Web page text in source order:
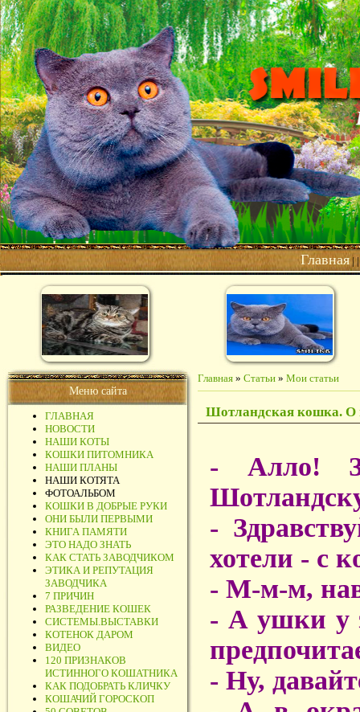
Главная |
Меню сайта
ГЛАВНАЯ
НОВОСТИ
НАШИ КОТЫ
КОШКИ ПИТОМНИКА
НАШИ ПЛАНЫ
НАШИ КОТЯТА
ФОТОАЛЬБОМ
КОШКИ В ДОБРЫЕ РУКИ
ОНИ БЫЛИ ПЕРВЫМИ
КНИГА ПАМЯТИ
ЭТО НАДО ЗНАТЬ
КАК СТАТЬ ЗАВОДЧИКОМ
ЭТИКА И РЕПУТАЦИЯ
ЗАВОДЧИКА
7 ПРИЧИН
РАЗВЕДЕНИЕ КОШЕК
СИСТЕМЫ.ВЫСТАВКИ
КОТЕНОК ДАРОМ
ВИДЕО
120 ПРИЗНАКОВ
ИСТИННОГО КОШАТНИКА
КАК ПОДОБРАТЬ КЛИЧКУ
КОШАЧИЙ ГОРОСКОП
Главная » Статьи » Мои статьи
Шотландская кошка. О
- Алло!
-
хотели - с
- М-м-м,
- А ушки у
- Ну,